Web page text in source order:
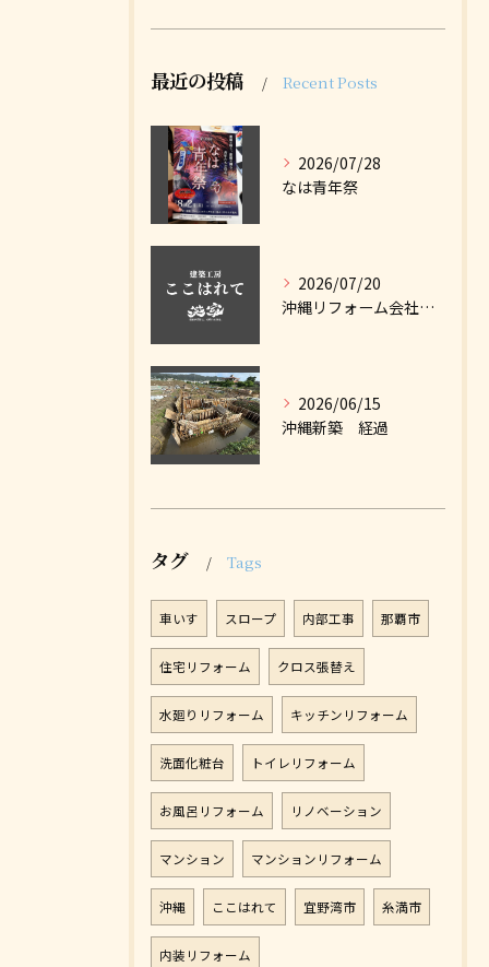
最近の投稿 Recent Posts
2026/07/28
なは青年祭
2026/07/20
沖縄リフォーム会社ナビに掲載しました
2026/06/15
沖縄新築 経過
タグ Tags
車いす スロープ 内部工事 那覇市
住宅リフォーム クロス張替え
水廻りリフォーム キッチンリフォーム
洗面化粧台 トイレリフォーム
お風呂リフォーム リノベーション
マンション マンションリフォーム
沖縄 ここはれて 宜野湾市 糸満市
内装リフォーム